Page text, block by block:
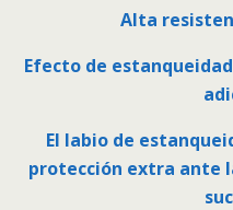
Alta
Efecto de
El labio de
protección extra ante